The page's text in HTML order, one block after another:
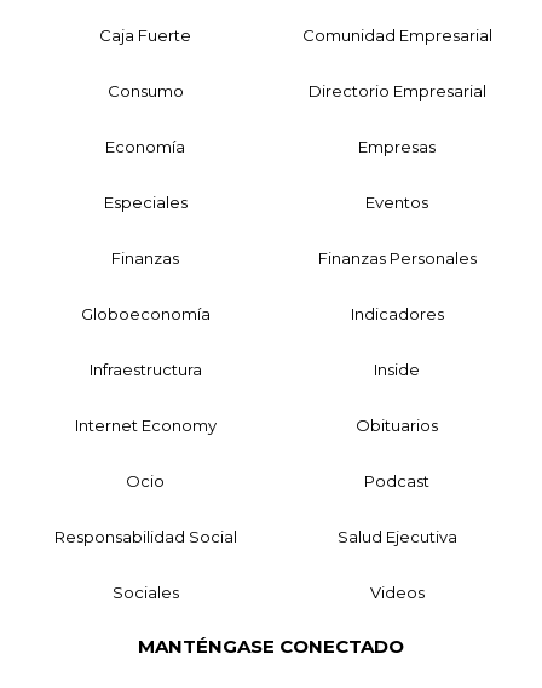
Caja Fuerte Comunidad Empresarial
Consumo Directorio Empresarial
Economía Empresas
Especiales Eventos
Finanzas Finanzas Personales
Globoeconomía Indicadores
Infraestructura Inside
Internet Economy Obituarios
Ocio Podcast
Responsabilidad Social Salud Ejecutiva
Sociales Videos
MANTÉNGASE CONECTADO